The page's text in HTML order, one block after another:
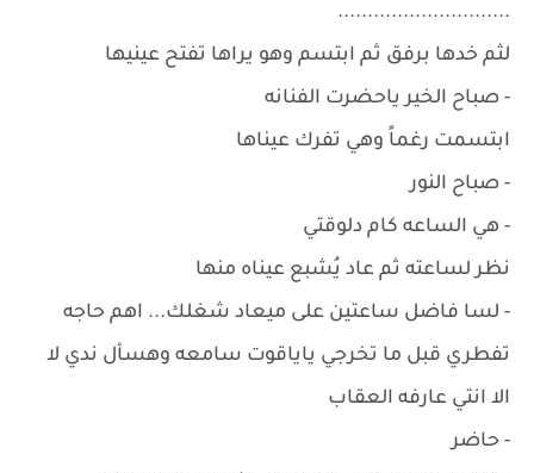
.............................
لثم خدها برفق ثم ابتسم وهو يراها تفتح عينيها
- صباح الخير ياحضرت الفنانه
ابتسمت رغماً وهي تفرك عيناها
- صباح النور
- هي الساعه كام دلوقتي
نظر لساعته ثم عاد يُشبع عيناه منها
- لسا فاضل ساعتين على ميعاد شغلك... اهم حاجه
تفطري قبل ما تخرجي ياياقوت سامعه وهسأل ندي لا
الا انتي عارفه العقاب
- حاضر